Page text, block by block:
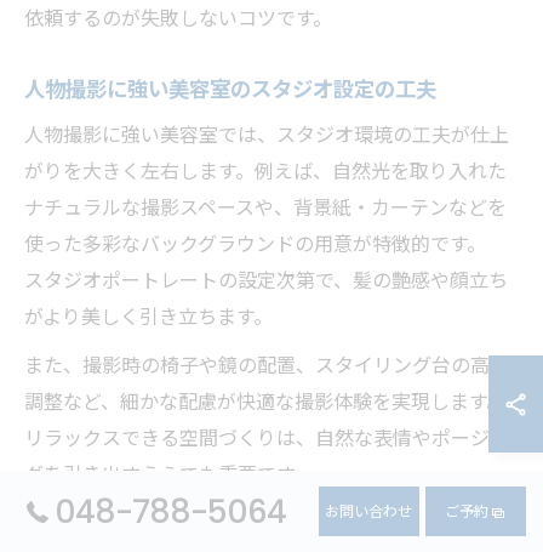
依頼するのが失敗しないコツです。
人物撮影に強い美容室のスタジオ設定の工夫
人物撮影に強い美容室では、スタジオ環境の工夫が仕上
がりを大きく左右します。例えば、自然光を取り入れた
ナチュラルな撮影スペースや、背景紙・カーテンなどを
使った多彩なバックグラウンドの用意が特徴的です。
スタジオポートレートの設定次第で、髪の艶感や顔立ち
がより美しく引き立ちます。
また、撮影時の椅子や鏡の配置、スタイリング台の高さ
調整など、細かな配慮が快適な撮影体験を実現します。
リラックスできる空間づくりは、自然な表情やポージン
グを引き出すうえでも重要です。
サロンによっては、撮影用の小物や衣装レンタルを提供
048-788-5064 お問い合わせ ご予約